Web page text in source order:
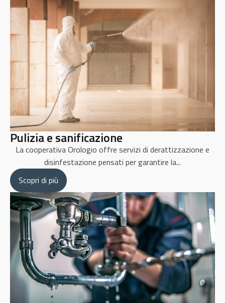
Pulizia e sanificazione
La cooperativa Orologio offre servizi di derattizzazione e
disinfestazione pensati per garantire la...
Scopri di più